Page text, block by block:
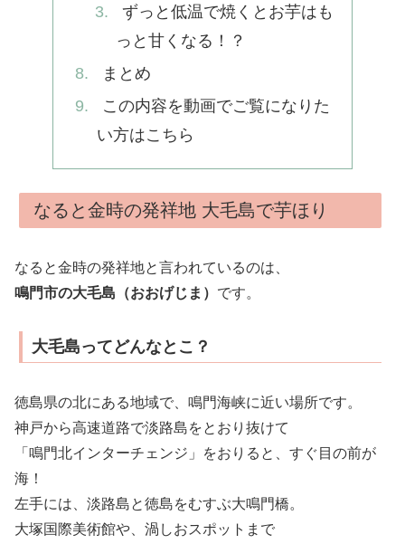
ずっと低温で焼くとお芋はも
っと甘くなる！？
まとめ
この内容を動画でご覧になりた
い方はこちら
なると金時の発祥地 大毛島で芋ほり
なると金時の発祥地と言われているのは、
鳴門市の大毛島（おおげじま） です。
大毛島ってどんなとこ？
徳島県の北にある地域で、鳴門海峡に近い場所です。
神戸から高速道路で淡路島をとおり抜けて
「鳴門北インターチェンジ」をおりると、すぐ目の前が
海！
左手には、淡路島と徳島をむすぶ大鳴門橋。
大塚国際美術館や、渦しおスポットまで